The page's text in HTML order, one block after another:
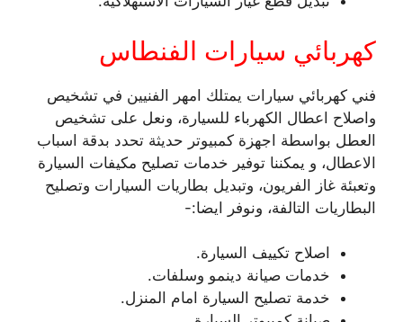
كهربائي سيارات الفنطاس
فني كهربائي سيارات يمتلك امهر الفنيين في تشخيص
واصلاح اعطال الكهرباء للسيارة، ونعل على تشخيص
العطل بواسطة اجهزة كمبيوتر حديثة تحدد بدقة اسباب
الاعطال، و يمكننا توفير خدمات تصليح مكيفات السيارة
وتعبئة غاز الفريون، وتبديل بطاريات السيارات وتصليح
البطاريات التالفة، ونوفر ايضا:-
اصلاح تكييف السيارة.
خدمات صيانة دينمو وسلفات.
خدمة تصليح السيارة امام المنزل.